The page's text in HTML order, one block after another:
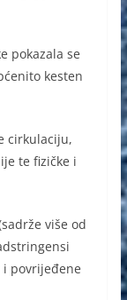
pokazala se
kesten
cirkulaciju,
te fizičke i
više od
i povrijeđene